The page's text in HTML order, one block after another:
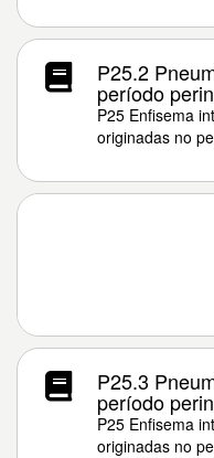
P25.2
período
P25 Enfisema
originadas no
P25.3
período
P25 Enfisema
originadas no